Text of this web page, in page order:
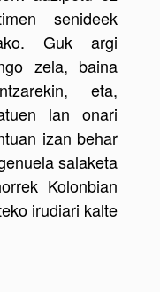
senideek
Guk argi
zela, baina
eta,
lan onari
izan behar
salaketa
Kolonbian
irudiari kalte